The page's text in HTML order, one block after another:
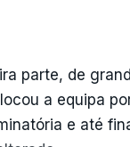
parte, de
a equipa
e até